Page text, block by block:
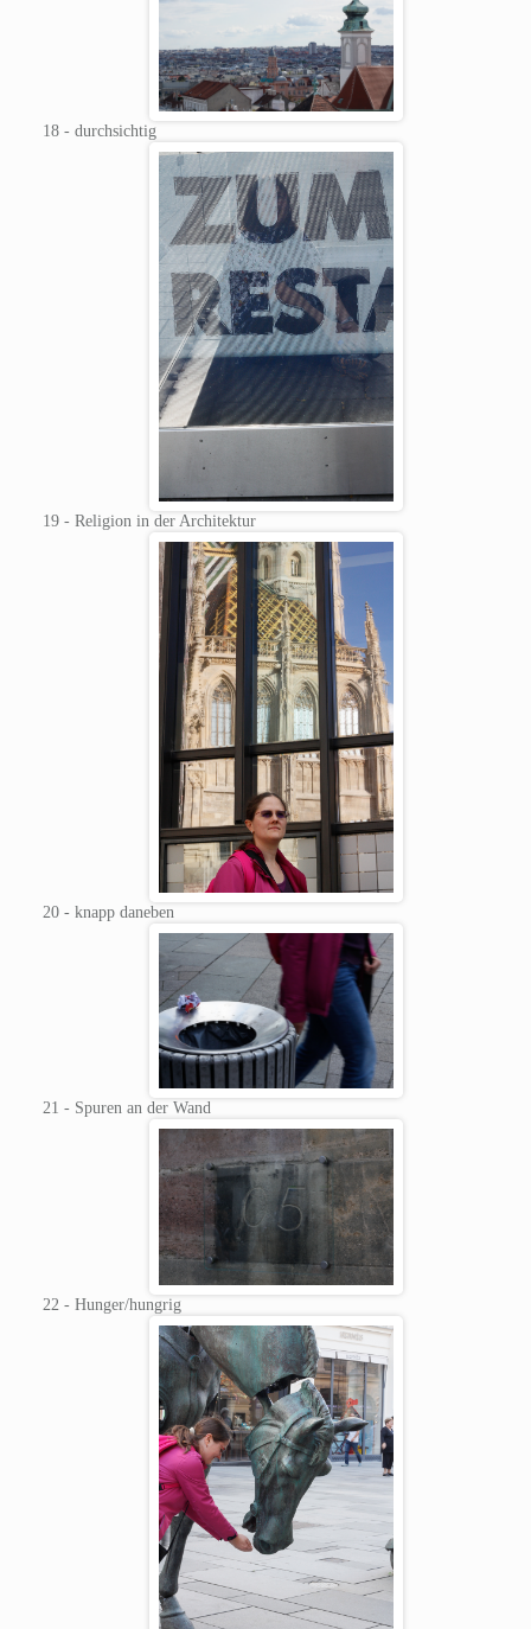
18 - durchsichtig
19 - Religion in der Architektur
20 - knapp daneben
21 - Spuren an der Wand
22 - Hunger/hungrig